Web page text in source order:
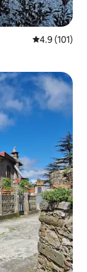
평점 4.9점(5
4.9 (101)